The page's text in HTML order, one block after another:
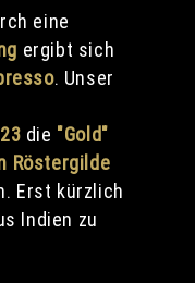
eine
ergibt sich
. Unser
die "Gold"
Röstergilde
Erst kürzlich
Indien zu